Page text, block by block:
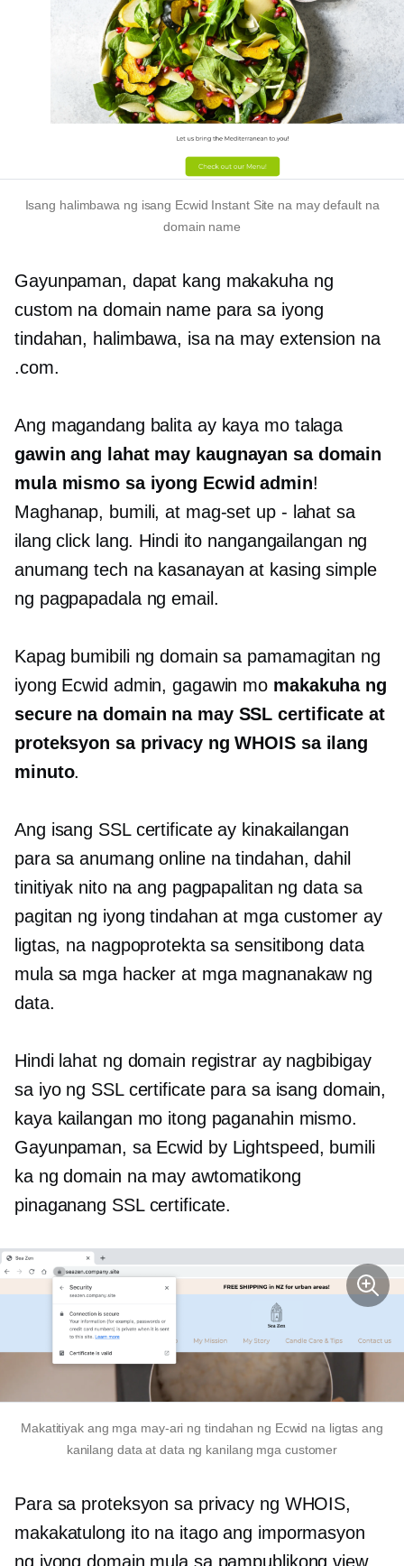
Isang halimbawa ng isang Ecwid Instant Site na may default na
domain name
Gayunpaman, dapat kang makakuha ng
custom na domain name para sa iyong
tindahan, halimbawa, isa na may extension na
.com.
Ang magandang balita ay kaya mo talaga
gawin ang lahat may kaugnayan sa domain
mula mismo sa iyong Ecwid admin!
Maghanap, bumili, at mag-set up - lahat sa
ilang click lang. Hindi ito nangangailangan ng
anumang tech na kasanayan at kasing simple
ng pagpapadala ng email.
Kapag bumibili ng domain sa pamamagitan ng
iyong Ecwid admin, gagawin mo makakuha ng
secure na domain na may SSL certificate at
proteksyon sa privacy ng WHOIS sa ilang
minuto.
Ang isang SSL certificate ay kinakailangan
para sa anumang online na tindahan, dahil
tinitiyak nito na ang pagpapalitan ng data sa
pagitan ng iyong tindahan at mga customer ay
ligtas, na nagpoprotekta sa sensitibong data
mula sa mga hacker at mga magnanakaw ng
data.
Hindi lahat ng domain registrar ay nagbibigay
sa iyo ng SSL certificate para sa isang domain,
kaya kailangan mo itong paganahin mismo.
Gayunpaman, sa Ecwid by Lightspeed, bumili
ka ng domain na may awtomatikong
pinaganang SSL certificate.
Makatitiyak ang mga may-ari ng tindahan ng Ecwid na ligtas ang
kanilang data at data ng kanilang mga customer
Para sa proteksyon sa privacy ng WHOIS,
makakatulong ito na itago ang impormasyon
ng iyong domain mula sa pampublikong view.